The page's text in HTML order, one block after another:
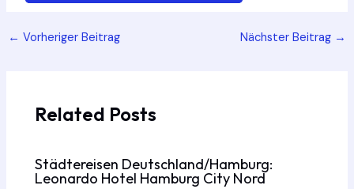
Post
← Vorheriger Beitrag Nächster Beitrag →
Related Posts
Städtereisen Deutschland/Hamburg:
Leonardo Hotel Hamburg City Nord